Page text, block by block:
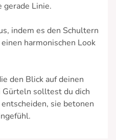
gerade Linie.
indem es den Schultern
harmonischen Look
den Blick auf deinen
solltest du dich
sie betonen